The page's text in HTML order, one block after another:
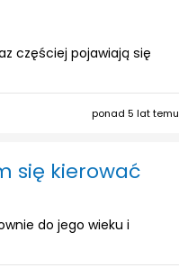
częściej pojawiają się
ponad 5 lat temu
się kierować
do jego wieku i